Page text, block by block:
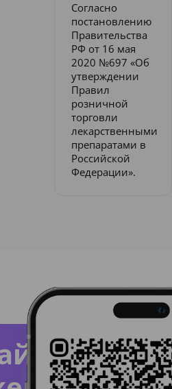
Согласно
постановлению
Правительства
РФ от 16 мая
2020 №697 «Об
утверждении
Правил
розничной
торговли
лекарственными
препаратами в
Российской
Федерации».